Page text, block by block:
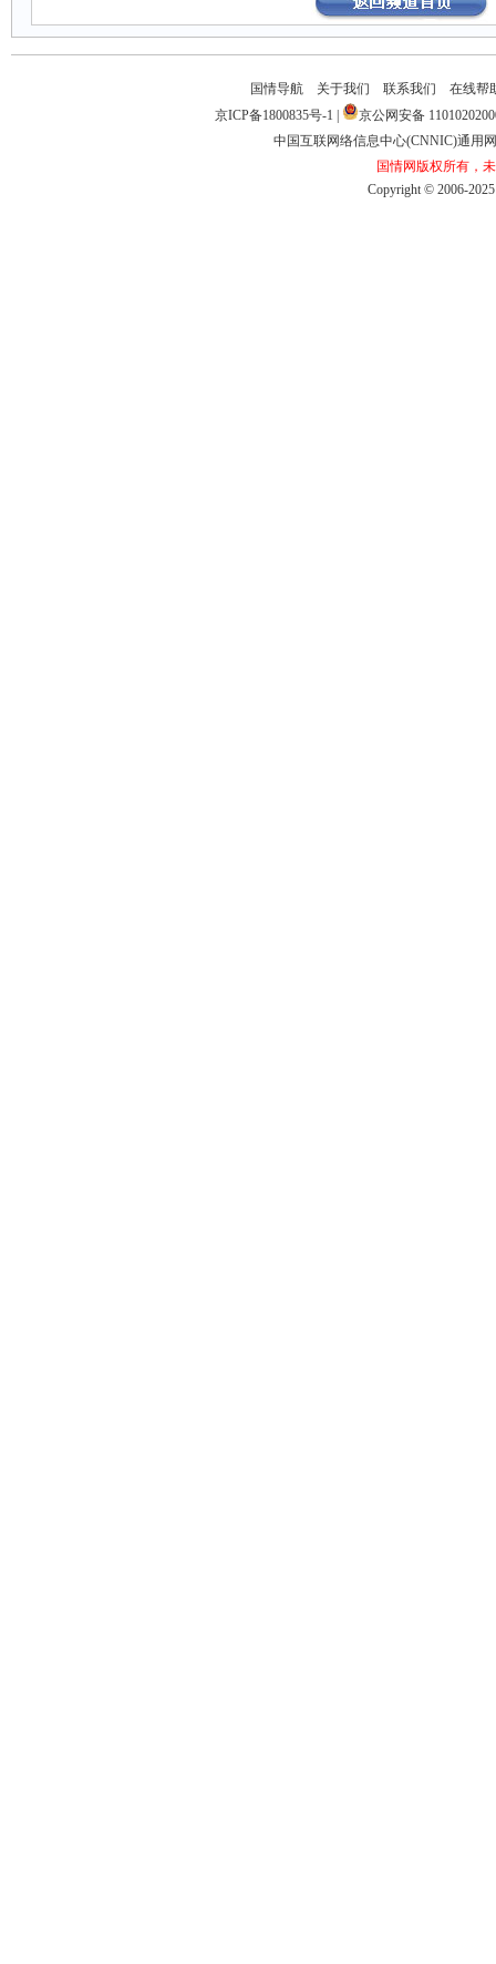
国情导航 关于我们 联系我们
在线帮
京ICP备1800835号-1
京公网安备
中国互联网络信息中心(CNNIC)通用
国情网版权所有，
Copyright©2006-